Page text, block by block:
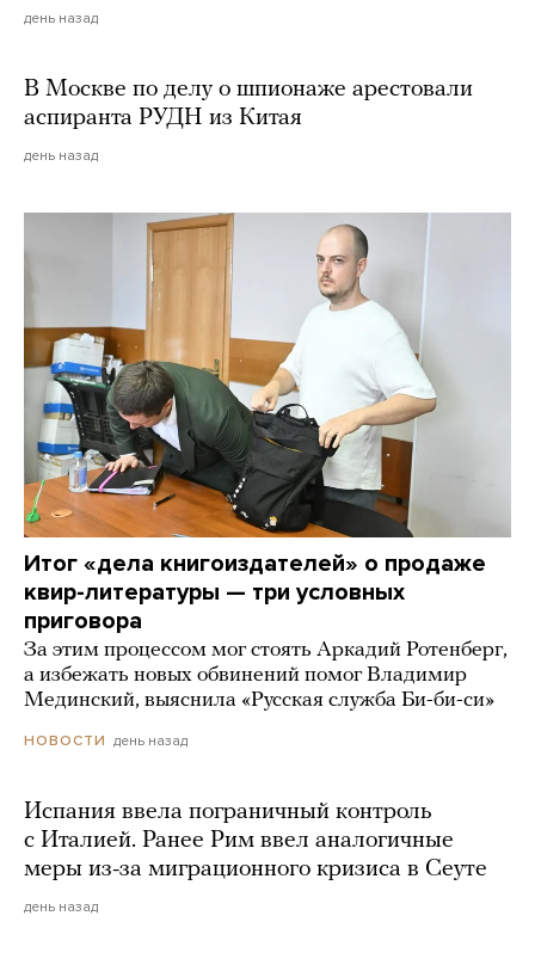
день назад
В Москве по делу о шпионаже арестовали
аспиранта РУДН из Китая
день назад
Итог «дела книгоиздателей» о продаже
квир-литературы — три условных
приговора
За этим процессом мог стоять Аркадий Ротенберг,
а избежать новых обвинений помог Владимир
Мединский, выяснила «Русская служба Би-би-си»
НОВОСТИ день назад
Испания ввела пограничный контроль
с Италией. Ранее Рим ввел аналогичные
меры из-за миграционного кризиса в Сеуте
день назад